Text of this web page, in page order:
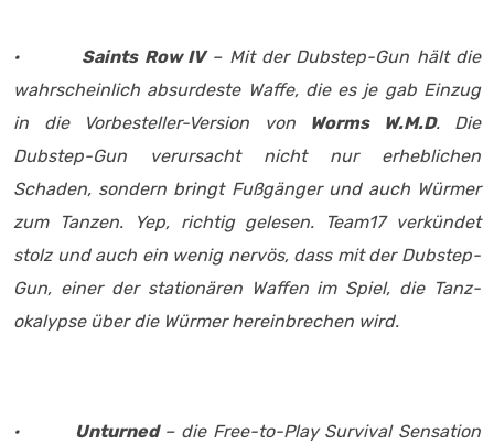
· Saints Row IV– Mit der Dubstep-Gun hält die
wahrscheinlich absurdeste Waffe, die es je gab Einzug
in die Vorbesteller-Version von
Worms W.M.D. Die
Dubstep-Gun verursacht nicht nur erheblichen
Schaden, sondern bringt Fußgänger und auch Würmer
zum Tanzen. Yep, richtig gelesen. Team17 verkündet
stolz und auch ein wenig nervös, dass mit der Dubstep-
Gun, einer der stationären Waffen im Spiel, die Tanz-
okalypse über die Würmer hereinbrechen wird.
· Unturned– die Free-to-Play Survival Sensation